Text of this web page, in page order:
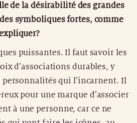
de la désirabilité des grandes
symboliques fortes, comme
puissantes. Il faut savoir les
d’associations durables, y
personnalités qui l’incarnent. Il
pour une marque d’associer
à une personne, car ce ne